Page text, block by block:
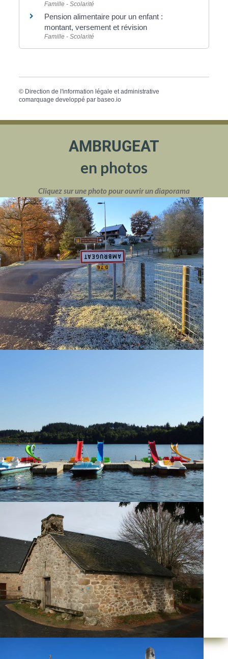
Famille - Scolarité
Pension alimentaire pour un enfant :
montant, versement et révision
Famille - Scolarité
© Direction de l'information légale et administrative
comarquage developpé parbaseo.io
AMBRUGEAT
en photos
Cliquez sur une photo pour ouvrir un diaporama